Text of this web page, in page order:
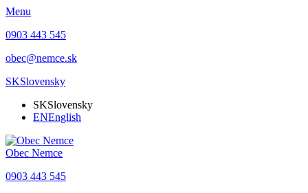
Menu
0903 443 545
obec@nemce.sk
SKSlovensky
SKSlovensky
ENEnglish
Obec Nemce
0903 443 545